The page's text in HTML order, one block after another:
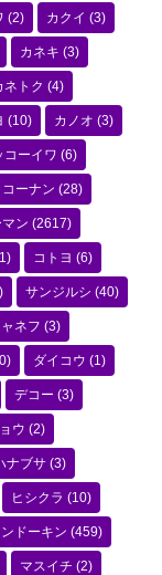
(2) カクイ (3)
カネキ (3)
ネトク (4)
(10) カノオ (3)
コーイワ (6)
ーナン (28)
ン (2617)
コトヨ (6)
サンジルシ (40)
ネフ (3)
ダイコウ (1)
デコー (3)
ウ (2)
ナブサ (3)
ヒシクラ (10)
ドーキン (459)
マスイチ (2)